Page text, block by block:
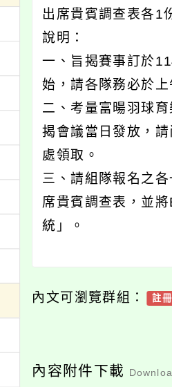
出席貴賓調查表各1
說明：
一、旨揭賽事訂於
始，請各隊務必於
二、考量富暘羽球
揭會議當日發放，
處領取。
三、請組隊報名之
席貴賓調查表，並
統」。
內文可瀏覽群組： 註
內容附件下載